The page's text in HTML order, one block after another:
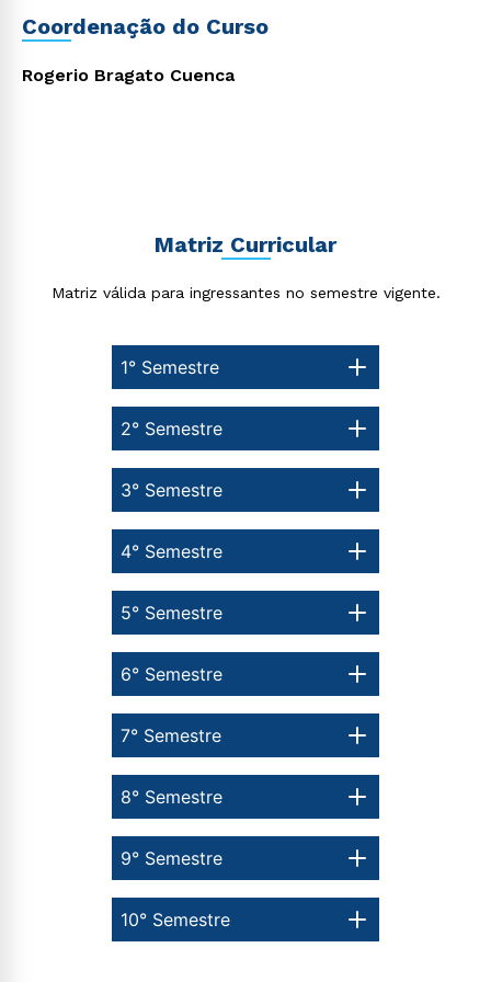
Coordenação do Curso
Rogerio Bragato Cuenca
Matriz Curricular
Matriz válida para ingressantes no semestre vigente.
1° Semestre
10° Semestre
9° Semestre
8° Semestre
7° Semestre
6° Semestre
5° Semestre
4° Semestre
3° Semestre
2° Semestre